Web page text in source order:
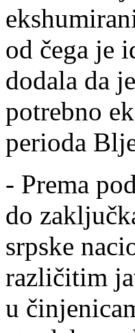
od čega je
dodala da
potrebno
perioda
- Prema
do
srpske
različitim
u